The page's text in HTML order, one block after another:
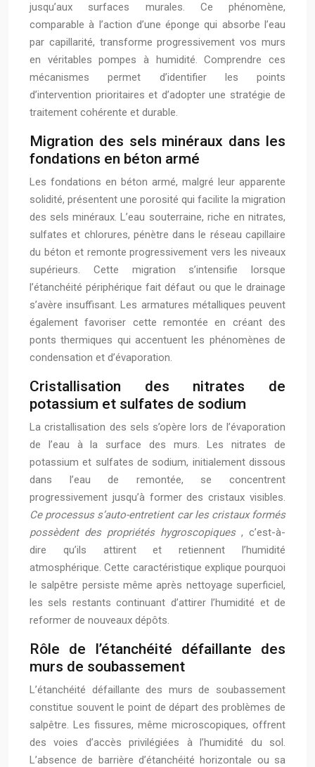
jusqu’aux surfaces murales. Ce phénomène,
comparable à l’action d’une éponge qui absorbe l’eau
par capillarité, transforme progressivement vos murs
en véritables pompes à humidité. Comprendre ces
mécanismes permet d’identifier les points
d’intervention prioritaires et d’adopter une stratégie de
traitement cohérente et durable.
Migration des sels minéraux dans les
fondations en béton armé
Les fondations en béton armé, malgré leur apparente
solidité, présentent une porosité qui facilite la migration
des sels minéraux. L’eau souterraine, riche en nitrates,
sulfates et chlorures, pénètre dans le réseau capillaire
du béton et remonte progressivement vers les niveaux
supérieurs. Cette migration s’intensifie lorsque
l’étanchéité périphérique fait défaut ou que le drainage
s’avère insuffisant. Les armatures métalliques peuvent
également favoriser cette remontée en créant des
ponts thermiques qui accentuent les phénomènes de
condensation et d’évaporation.
Cristallisation des nitrates de
potassium et sulfates de sodium
La cristallisation des sels s’opère lors de l’évaporation
de l’eau à la surface des murs. Les nitrates de
potassium et sulfates de sodium, initialement dissous
dans l’eau de remontée, se concentrent
progressivement jusqu’à former des cristaux visibles.
Ce processus s’auto-entretient car les cristaux formés
possèdent des propriétés hygroscopiques , c’est-à-
dire qu’ils attirent et retiennent l’humidité
atmosphérique. Cette caractéristique explique pourquoi
le salpêtre persiste même après nettoyage superficiel,
les sels restants continuant d’attirer l’humidité et de
reformer de nouveaux dépôts.
Rôle de l’étanchéité défaillante des
murs de soubassement
L’étanchéité défaillante des murs de soubassement
constitue souvent le point de départ des problèmes de
salpêtre. Les fissures, même microscopiques, offrent
des voies d’accès privilégiées à l’humidité du sol.
L’absence de barrière d’étanchéité horizontale ou sa